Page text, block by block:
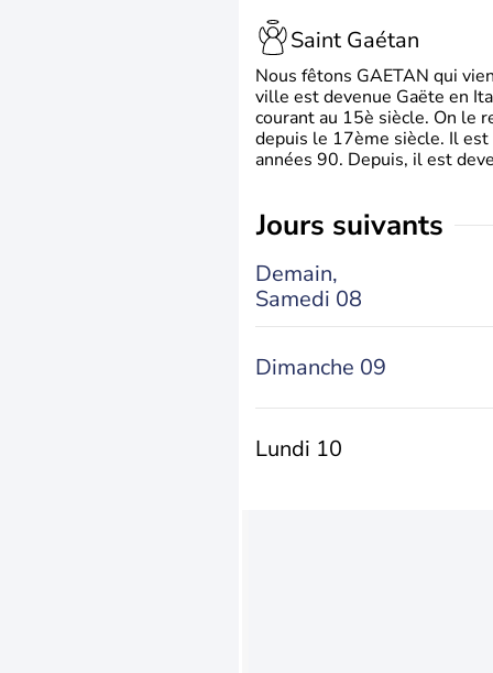
Saint Gaétan
Nous fêtons GAETAN qui
ville est devenue Gaëte en
courant au 15è siècle. On le
depuis le 17ème siècle. Il
années 90. Depuis, il est
jours suivants
Demain,
Samedi 08
Dimanche 09
Lundi 10